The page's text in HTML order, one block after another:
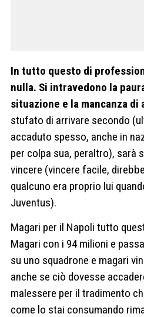
In tutto questo di
nulla. Si intravedono la
situazione e la mancanza di
stufato di arrivare secondo
accaduto spesso, anche in
per colpa sua, peraltro), sarà
vincere (vincere facile,
qualcuno era proprio lui
Juventus).
Magari per il Napoli tutto
Magari con i 94 milioni e
su uno squadrone e magari
anche se ciò dovesse
malessere per il tradimento
come lo stai consumando